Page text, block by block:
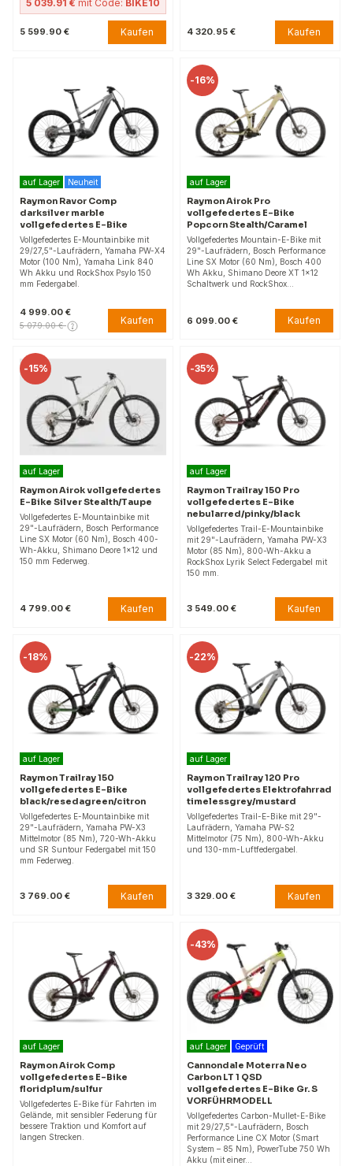
5 039.91 € mit Code: BIKE10
5 599.90 € Kaufen 4 320.95 € Kaufen
auf Lager Neuheit
Raymon Ravor Comp
darksilver marble
vollgefedertes E-Bike
Vollgefedertes E-Mountainbike mit
29/27,5"-Laufrädern, Yamaha PW-X4
Motor (100 Nm), Yamaha Link 840
Wh Akku und RockShox Psylo 150
mm Federgabel.
4 999.00 €
5 079.00 € Kaufen
-16%
auf Lager
Raymon Airok Pro
vollgefedertes E-Bike
Popcorn Stealth/Caramel
Vollgefedertes Mountain-E-Bike mit
29"-Laufrädern, Bosch Performance
Line SX Motor (60 Nm), Bosch 400
Wh Akku, Shimano Deore XT 1x12
Schaltwerk und RockShox…
6 099.00 € Kaufen
-15%
auf Lager
Raymon Airok vollgefedertes
E-Bike Silver Stealth/Taupe
Vollgefedertes E-Mountainbike mit
29"-Laufrädern, Bosch Performance
Line SX Motor (60 Nm), Bosch 400-
Wh-Akku, Shimano Deore 1x12 und
150 mm Federweg.
4 799.00 € Kaufen
-35%
auf Lager
Raymon Trailray 150 Pro
vollgefedertes E-Bike
nebularred/pinky/black
Vollgefedertes Trail-E-Mountainbike
mit 29"-Laufrädern, Yamaha PW-X3
Motor (85 Nm), 800-Wh-Akku a
RockShox Lyrik Select Federgabel mit
150 mm.
3 549.00 € Kaufen
-18%
auf Lager
Raymon Trailray 150
vollgefedertes E-Bike
black/resedagreen/citron
Vollgefedertes E-Mountainbike mit
29"-Laufrädern, Yamaha PW-X3
Mittelmotor (85 Nm), 720-Wh-Akku
und SR Suntour Federgabel mit 150
mm Federweg.
3 769.00 € Kaufen
-22%
auf Lager
Raymon Trailray 120 Pro
vollgefedertes Elektrofahrrad
timelessgrey/mustard
Vollgefedertes Trail-E-Bike mit 29"-
Laufrädern, Yamaha PW-S2
Mittelmotor (75 Nm), 800-Wh-Akku
und 130-mm-Luftfedergabel.
3 329.00 € Kaufen
auf Lager
Raymon Airok Comp
vollgefedertes E-Bike
floridplum/sulfur
Vollgefedertes E-Bike für Fahrten im
Gelände, mit sensibler Federung für
bessere Traktion und Komfort auf
langen Strecken.
-43%
auf Lager Geprüft
Cannondale Moterra Neo
Carbon LT 1 QSD
vollgefedertes E-Bike Gr. S
VORFÜHRMODELL
Vollgefedertes Carbon-Mullet-E-Bike
mit 29/27,5"-Laufrädern, Bosch
Performance Line CX Motor (Smart
System – 85 Nm), PowerTube 750 Wh
Akku (mit einer…